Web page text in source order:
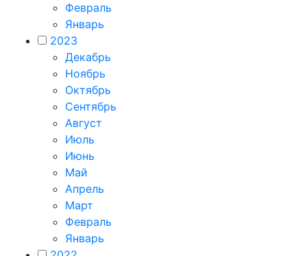
Февраль
Январь
2023
Декабрь
Ноябрь
Октябрь
Сентябрь
Август
Июль
Июнь
Май
Апрель
Март
Февраль
Январь